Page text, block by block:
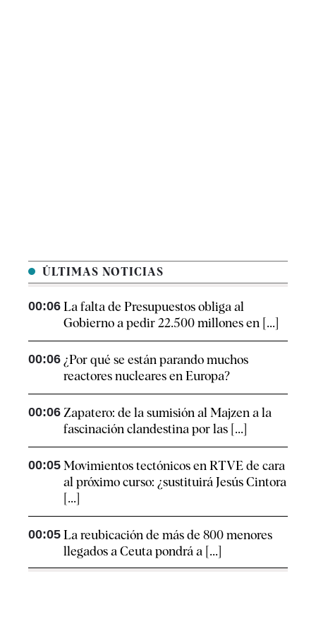
ÚLTIMAS NOTICIAS
00:06 La falta de Presupuestos obliga al
Gobierno a pedir 22.500 millones en [...]
00:06 ¿Por qué se están parando muchos
reactores nucleares en Europa?
00:06 Zapatero: de la sumisión al Majzen a la
fascinación clandestina por las [...]
00:05 Movimientos tectónicos en RTVE de cara
al próximo curso: ¿sustituirá Jesús Cintora
[...]
00:05 La reubicación de más de 800 menores
llegados a Ceuta pondrá a [...]